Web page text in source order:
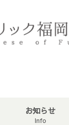
お知らせ
Info